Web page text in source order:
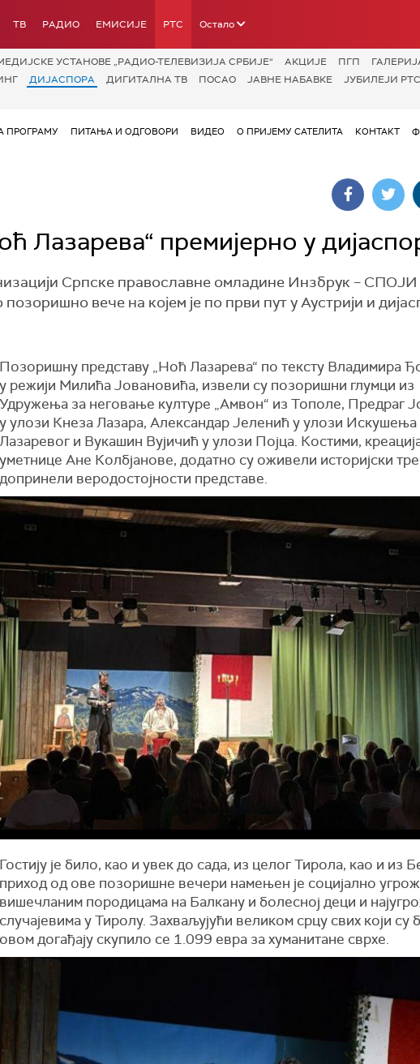
ТВ РАДИО ЕМИСИЈЕ РТС Остало
УСТАНОВЕ „РАДИО-ТЕЛЕВИЗИЈА СРБИЈЕ“ АКЦИЈЕ ПГП
ДИЈАСПОРА ДИГИТАЛНА ТВ ПОСАО ЈАВНЕ НАБАВКЕ
ЈУБИЛЕЈИ
ПРОГРАМУ ПИТАЊА И ОДГОВОРИ ВИДЕО О ПРИЈЕМУ САТЕЛИТА КОНТАКТ
Лазарева“ премијерно у
Српске православне омладине Инзбрук –
вече на којем је по први пут у Аустрији и
Позоришну представу „Ноћ Лазарева“ по тексту Владимира
у режији Милића Јовановића, извели су позоришни глумци из
Удружења за неговање културе „Амвон“ из Тополе, Предраг
у улози Кнеза Лазара, Александар Јеленић у улози Искушења
Лазаревог и Вукашин Вујичић у улози Појца. Костими,
уметнице Ане Колбјанове, додатно су оживели историјски
допринели веродостојности представе.
Гостију је било, као и увек до сада, из целог Тирола, као и из
приход од ове позоришне вечери намењен је социјално
вишечланим породицама на Балкану и болесној деци и
случајевима у Тиролу. Захваљујући великом срцу свих који су
овом догађају скупило се 1.099 евра за хуманитане сврхе.